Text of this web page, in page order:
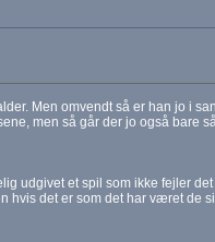
Men omvendt så er han jo i
men så går der jo også bare
udgivet et spil som ikke fejler
hvis det er som det har været de